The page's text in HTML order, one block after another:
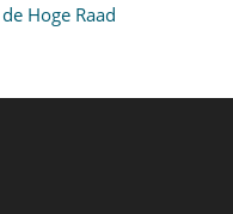
Hoge Raad